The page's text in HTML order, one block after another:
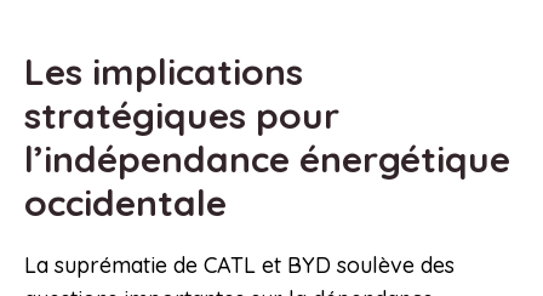
Les implications
stratégiques pour
l’indépendance énergétique
occidentale
La suprématie de CATL et BYD soulève des